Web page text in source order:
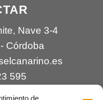
Nave 3-4
Córdoba
595